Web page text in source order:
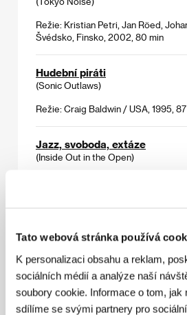
Tato webová stránka používá
K personalizaci obsahu a reklam,
sociálních médií a analýze naší
soubory cookie. Informace o tom, jak
sdílíme se svými partnery pro
Režie: Kristian Petri, Jan Röed,
Švédsko, Finsko, 2002, 80 min
Hudební piráti
(Sonic Outlaws)
Režie: Craig Baldwin / USA, 1995,
Jazz, svoboda, extáze
(Inside Out in the Open)
Regál na nebesích
(A Bookshelf on Top of the Sky)